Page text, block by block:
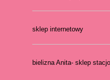
sklep internetowy
bielizna Anita- sklep